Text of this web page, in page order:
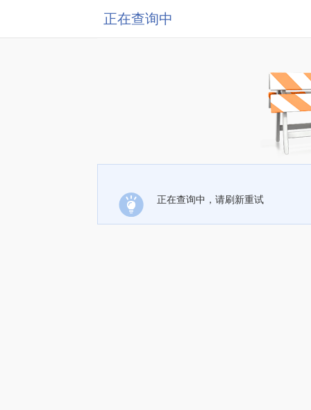
正在查询中
正在查询中，请刷新重试